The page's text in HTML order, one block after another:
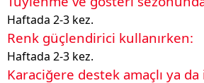
Haftada 2-3 kez.
Renk güçlendirici kullanırken:
Haftada 2-3 kez.
Karaciğere destek amaçlı ya da